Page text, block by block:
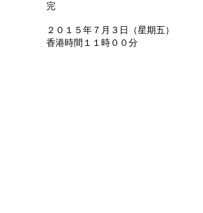
完
２０１５年７月３日（星期五）
香港時間１１時００分